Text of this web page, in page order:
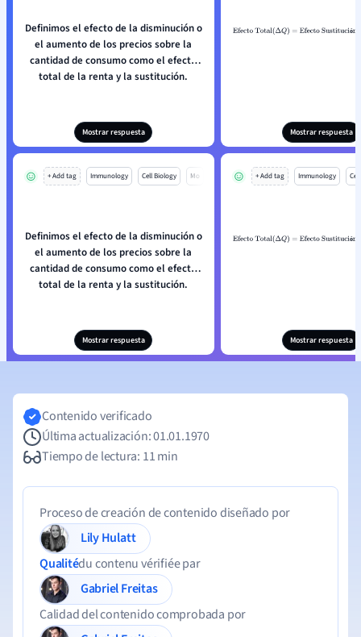
Definimos el efecto de la disminución o
el aumento de los precios sobre la
cantidad de consumo como el efecto
total de la renta y la sustitución.
Mostrar respuesta
ó
Efecto Total(ΔQ)=
Mostrar respuesta
+ Add tag Immunology Cell Biology Mo
Definimos el efecto de la disminución o
el aumento de los precios sobre la
cantidad de consumo como el efecto
total de la renta y la sustitución.
Mostrar respuesta
+ Add tag Immunology
ó
Efecto Total(ΔQ)=
Mostrar respuesta
Contenido verificado
Última actualización: 01.01.1970
Tiempo de lectura: 11 min
Proceso de creación de contenido diseñado por
Lily Hulatt
Qualitédu contenu vérifiée par
Gabriel Freitas
Calidad del contenido comprobada por